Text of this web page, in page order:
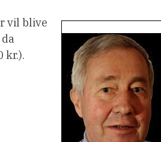
vil blive
kr.).